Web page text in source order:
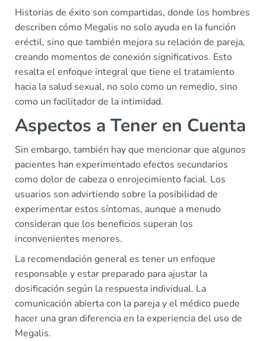
Historias de éxito son compartidas, donde los hombres
describen cómo Megalis no solo ayuda en la función
eréctil, sino que también mejora su relación de pareja,
creando momentos de conexión significativos. Esto
resalta el enfoque integral que tiene el tratamiento
hacia la salud sexual, no solo como un remedio, sino
como un facilitador de la intimidad.
Aspectos a Tener en Cuenta
Sin embargo, también hay que mencionar que algunos
pacientes han experimentado efectos secundarios
como dolor de cabeza o enrojecimiento facial. Los
usuarios son advirtiendo sobre la posibilidad de
experimentar estos síntomas, aunque a menudo
consideran que los beneficios superan los
inconvenientes menores.
La recomendación general es tener un enfoque
responsable y estar preparado para ajustar la
dosificación según la respuesta individual. La
comunicación abierta con la pareja y el médico puede
hacer una gran diferencia en la experiencia del uso de
Megalis.